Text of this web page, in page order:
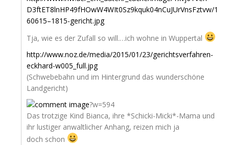
D3ftET8lnHP49fHOwW4WIt0Sz9kquk04nCuJUrVnsFztvw/1
60615–1815-gericht.jpg
Tja, wie es der Zufall so will.…ich woh­ne in Wuppertal
http://www.noz.de/media/2015/01/23/gerichtsverfahren-
eckhard-w005_full.jpg
(Schwe­be­bahn und im Hin­ter­grund das wun­der­schö­ne
Landgericht)
?w=594
Das trot­zi­ge Kind Bian­ca, ihre *Schicki-Micki*-Mama und
ihr lus­ti­ger anwalt­li­cher Anhang, rei­zen mich ja
doch schon